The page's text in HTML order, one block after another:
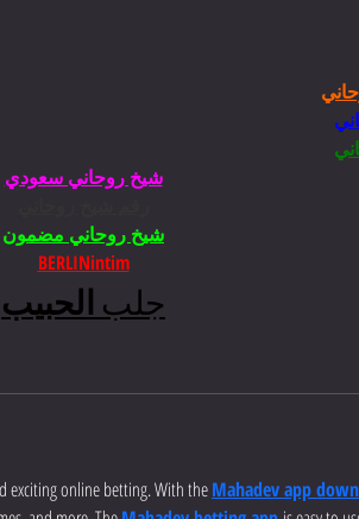
شيخ روحاني سعودي
شيخ روحاني مضمون
BERLINintim
جلب الحبيب
exciting online betting. With the Mahadev app